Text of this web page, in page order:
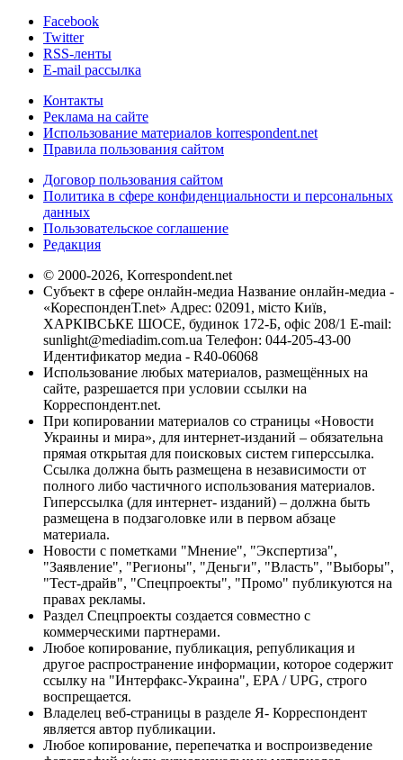
Facebook
Twitter
RSS-ленты
E-mail рассылка
Контакты
Реклама на сайте
Использование материалов korrespondent.net
Правила пользования сайтом
Договор пользования сайтом
Политика в сфере конфиденциальности и персональных
данных
Пользовательское соглашение
Редакция
© 2000-2026, Korrespondent.net
Субъект в сфере онлайн-медиа Название онлайн-медиа -
«КореспонденТ.net» Адрес: 02091, місто Київ,
ХАРКІВСЬКЕ ШОСЕ, будинок 172-Б, офіс 208/1 E-mail:
sunlight@mediadim.com.ua Телефон: 044-205-43-00
Идентификатор медиа - R40-06068
Использование любых материалов, размещённых на
сайте, разрешается при условии ссылки на
Корреспондент.net.
При копировании материалов со страницы «Новости
Украины и мира», для интернет-изданий – обязательна
прямая открытая для поисковых систем гиперссылка.
Ссылка должна быть размещена в независимости от
полного либо частичного использования материалов.
Гиперссылка (для интернет- изданий) – должна быть
размещена в подзаголовке или в первом абзаце
материала.
Новости с пометками "Мнение", "Экспертиза",
"Заявление", "Регионы", "Деньги", "Власть", "Выборы",
"Тест-драйв", "Спецпроекты", "Промо" публикуются на
правах рекламы.
Раздел Спецпроекты создается совместно с
коммерческими партнерами.
Любое копирование, публикация, републикация и
другое распространение информации, которое содержит
ссылку на "Интерфакс-Украина", EPA / UPG, строго
воспрещается.
Владелец веб-страницы в разделе Я- Корреспондент
является автор публикации.
Любое копирование, перепечатка и воспроизведение